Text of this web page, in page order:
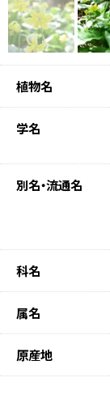
植物名
学名
別名・流通名
科名
属名
原産地